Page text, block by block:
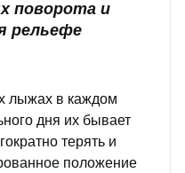
поворота и
рельефе
лыжах в каждом
дня их бывает
терять и
положение